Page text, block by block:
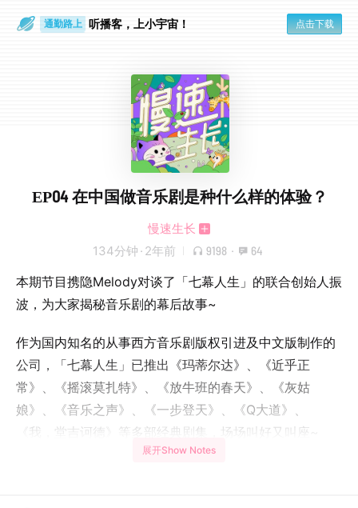
眼睛好累 听播客，上小宇宙！ 点击下载
EP04 在中国做音乐剧是种什么样的体验？
慢速生长
134分钟 · 2年前 9198 · 64
本期节目携隐Melody对谈了「七幕人生」的联合创始人振
波，为大家揭秘音乐剧的幕后故事~
作为国内知名的从事西方音乐剧版权引进及中文版制作的
公司，「七幕人生」已推出《玛蒂尔达》、《近乎正
常》、《摇滚莫扎特》、《放牛班的春天》、《灰姑
娘》、《音乐之声》、《一步登天》、《Q大道》、
《我，堂吉诃德》等多部经典剧集，场场叫好又叫座~
展开Show Notes